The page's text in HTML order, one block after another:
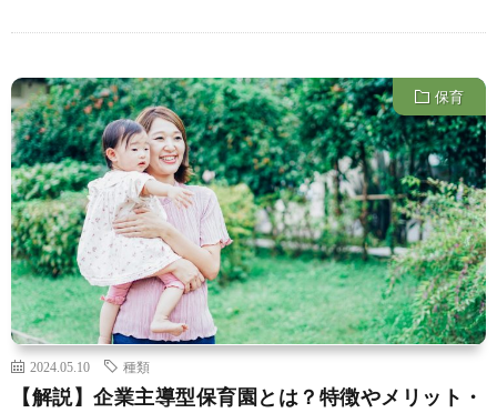
保育
2024.05.10 種類
【解説】企業主導型保育園とは？特徴やメリット・